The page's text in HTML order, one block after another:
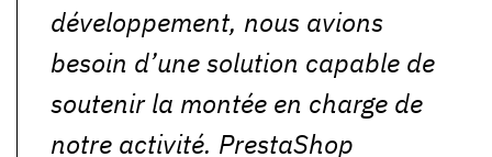
développement, nous avions
besoin d’une solution capable de
soutenir la montée en charge de
notre activité. PrestaShop